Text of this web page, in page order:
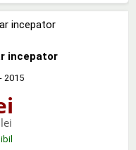
incepator
- 2015